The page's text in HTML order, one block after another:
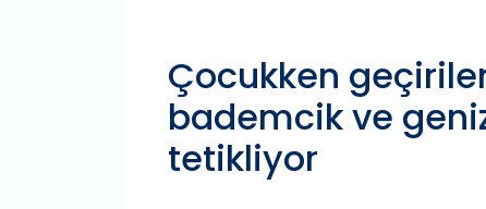
Çocukken
bademcik ve
tetikliyor